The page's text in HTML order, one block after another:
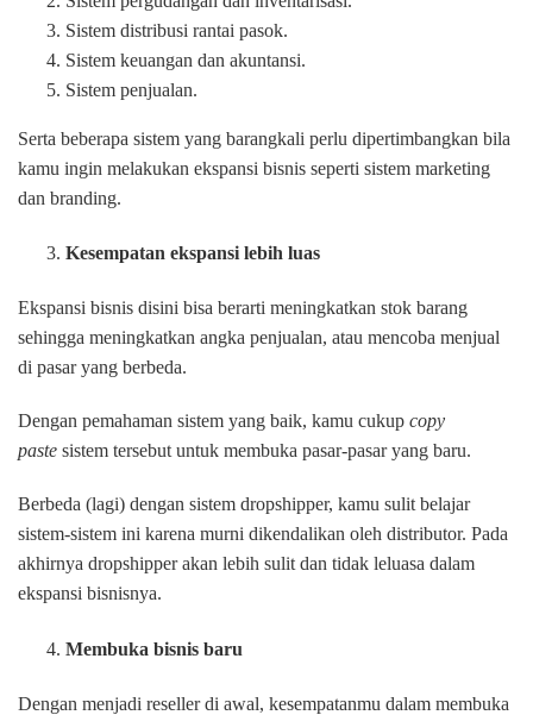
Sistem distribusi rantai pasok.
Sistem keuangan dan akuntansi.
Sistem penjualan.
Serta beberapa sistem yang barangkali perlu dipertimbangkan bila
kamu ingin melakukan ekspansi bisnis seperti sistem marketing
dan branding.
Kesempatan ekspansi lebih luas
Ekspansi bisnis disini bisa berarti meningkatkan stok barang
sehingga meningkatkan angka penjualan, atau mencoba menjual
di pasar yang berbeda.
Dengan pemahaman sistem yang baik, kamu cukup copy
paste sistem tersebut untuk membuka pasar-pasar yang baru.
Berbeda (lagi) dengan sistem dropshipper, kamu sulit belajar
sistem-sistem ini karena murni dikendalikan oleh distributor. Pada
akhirnya dropshipper akan lebih sulit dan tidak leluasa dalam
ekspansi bisnisnya.
Membuka bisnis baru
Dengan menjadi reseller di awal, kesempatanmu dalam membuka